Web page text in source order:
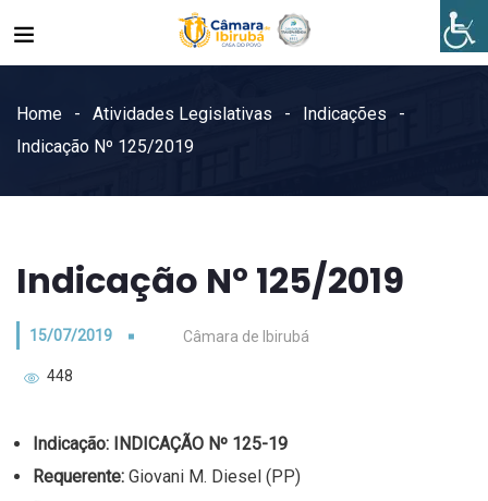
Home Atividades Legislativas
Indicações
Indicação Nº 125/2019
Indicação Nº 125/2019
15/07/2019 Câmara de Ibirubá
448
Indicação:
INDICAÇÃO Nº 125-19
Requerente: Giovani M. Diesel (PP)